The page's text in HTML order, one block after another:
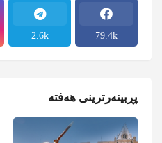
79.4k
2.6k
پڕبینەرترینی هەفتە